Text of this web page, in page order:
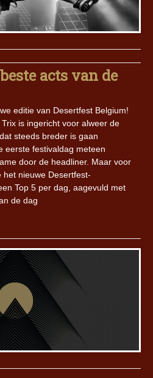
acts van de
editie van Desertfest Belgium!
is ingericht voor alweer de
steeds breder is gaan
eerste festivaldag meteen
door de headliner. Maar voor
het nieuwe Desertfest-
Top 5 per dag, aagevuld met
de dag